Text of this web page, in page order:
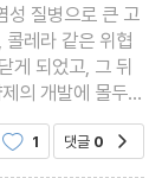
성 질병으로 큰 고
레라 같은 위협
게 되었고, 그 뒤
의 개발에 몰두하
인류의 생명을
1 댓글 0